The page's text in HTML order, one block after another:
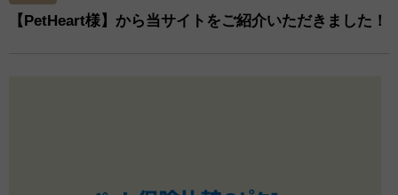
【PetHeart様】から当サイトをご紹介いただきました！